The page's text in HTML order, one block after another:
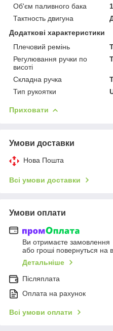
Об'єм паливного бака
Тактность двигуна
Додаткові характеристики
Плечовий ремінь
Регулювання ручки по
висоті
Складна ручка
Тип рукоятки
Приховати
Умови доставки
Нова Пошта
Всі умови доставки
Умови оплати
Ви отримаєте замовлення
або гроші повернуться на
Детальніше
Післяплата
Оплата на рахунок
Всі умови оплати